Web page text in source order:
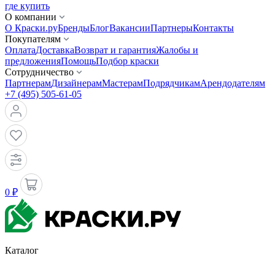
где купить
О компании
О Краски.руБрендыБлогВакансииПартнерыКонтакты
Покупателям
ОплатаДоставкаВозврат и гарантияЖалобы и
предложенияПомощьПодбор краски
Сотрудничество
ПартнерамДизайнерамМастерамПодрядчикамАрендодателям
+7 (495) 505-61-05
0 ₽
Каталог